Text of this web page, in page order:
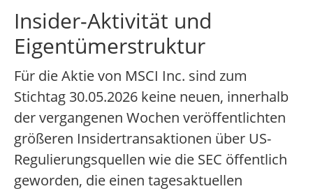
Insider-Aktivität und
Eigentümerstruktur
Für die Aktie von MSCI Inc. sind zum
Stichtag 30.05.2026 keine neuen, innerhalb
der vergangenen Wochen veröffentlichten
größeren Insidertransaktionen über US-
Regulierungsquellen wie die SEC öffentlich
geworden, die einen tagesaktuellen